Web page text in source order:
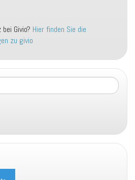
Givio? Hier finden Sie die
zu givio